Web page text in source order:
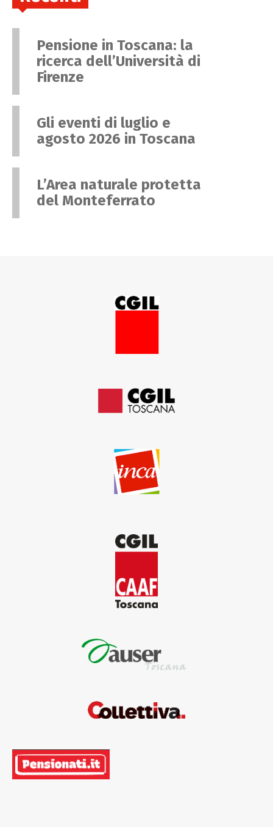
Pensione in Toscana: la
ricerca dell’Università di
Firenze
Gli eventi di luglio e
agosto 2026 in Toscana
L’Area naturale protetta
del Monteferrato